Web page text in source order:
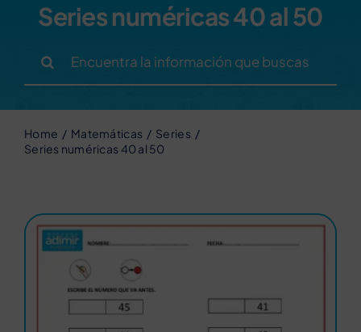
Series numéricas 40 al 50
Home Matemáticas
Series
Series numéricas 40 al 50